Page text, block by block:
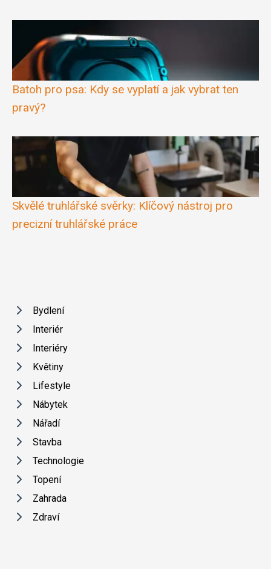
Batoh pro psa: Kdy se vyplatí a jak vybrat ten
pravý?
Skvělé truhlářské svěrky: Klíčový nástroj pro
precizní truhlářské práce
Bydlení
Interiér
Interiéry
Květiny
Lifestyle
Nábytek
Nářadí
Stavba
Technologie
Topení
Zahrada
Zdraví